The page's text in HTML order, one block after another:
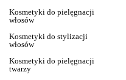
Kosmetyki do pielęgnacji
włosów
Kosmetyki do stylizacji
włosów
Kosmetyki do pielęgnacji
twarzy